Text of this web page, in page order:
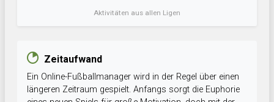
Aktivitäten aus allen Ligen
Zeitaufwand
Ein Online-Fußballmanager wird in der Regel über einen
längeren Zeitraum gespielt. Anfangs sorgt die Euphorie